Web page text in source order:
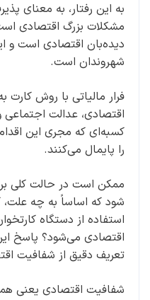
به این رفتار، به معنای
مشکلات بزرگ اقتصادی
دیده‌بان اقتصادی است و
شهروندان است.
فرار مالیاتی با روش
اقتصادی، عدالت
کسبه‌ای که مجری این
را پایمال می‌کنند.
ممکن است در حالت کلی
شود که اساساً به چه علت،
استفاده از دستگاه
اقتصادی می‌شود؟ پاسخ
تعریف دقیق از شفافیت
شفافیت اقتصادی یعنی